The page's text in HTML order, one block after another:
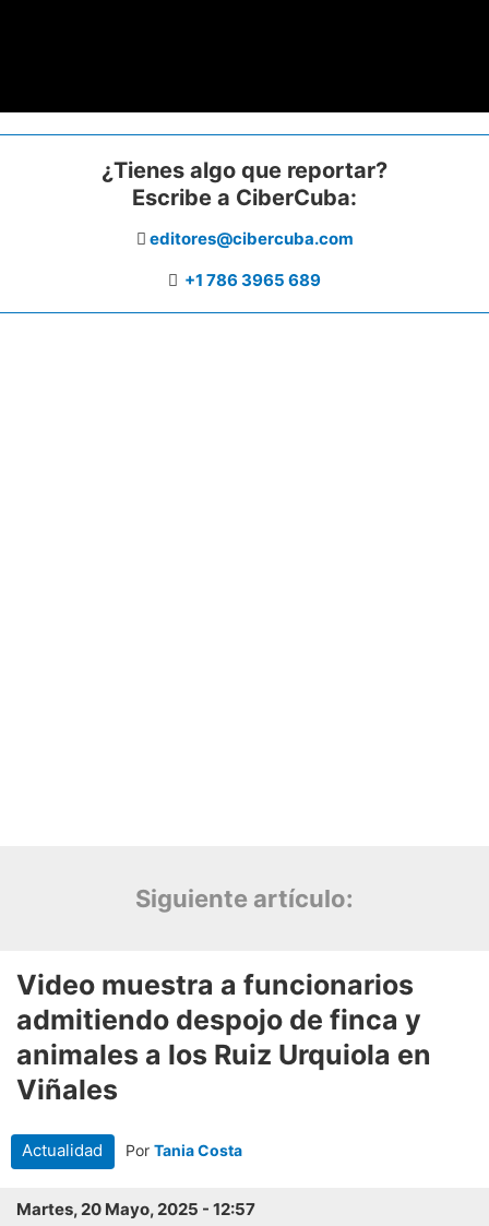
¿Tienes algo que reportar?
Escribe a CiberCuba:
editores@cibercuba.com
+1 786 3965 689
Siguiente artículo: